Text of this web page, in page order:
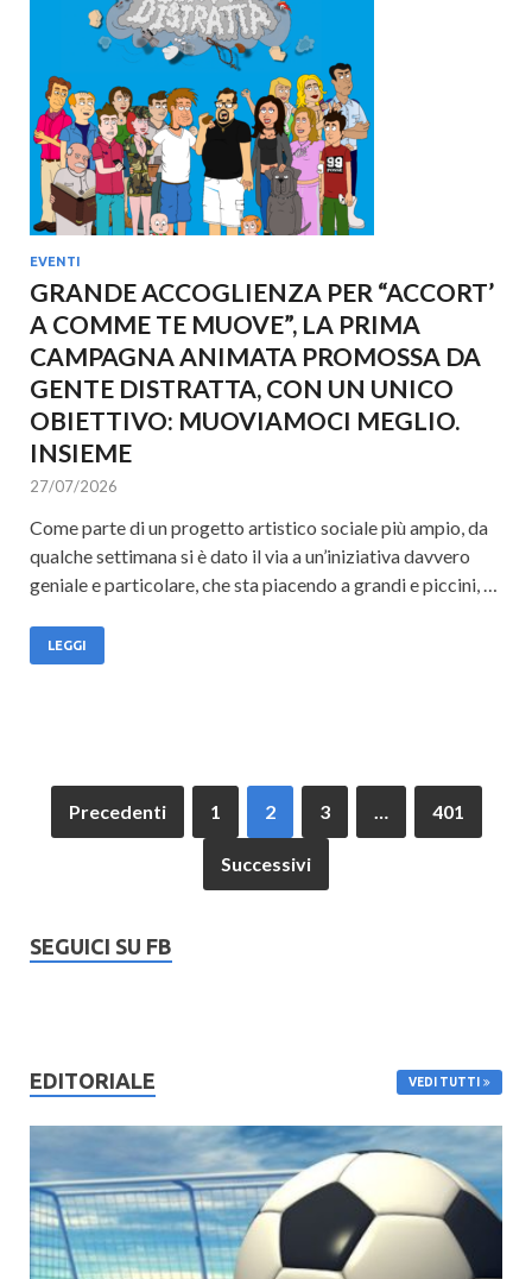
EVENTI
GRANDE ACCOGLIENZA PER “ACCORT’
A COMME TE MUOVE”, LA PRIMA
CAMPAGNA ANIMATA PROMOSSA DA
GENTE DISTRATTA, CON UN UNICO
OBIETTIVO: MUOVIAMOCI MEGLIO.
INSIEME
27/07/2026
Come parte di un progetto artistico sociale più ampio, da
qualche settimana si è dato il via a un’iniziativa davvero
geniale e particolare, che sta piacendo a grandi e piccini, …
LEGGI
Precedenti 1 2 3 … 401
Successivi
SEGUICI SU FB
EDITORIALE VEDI TUTTI